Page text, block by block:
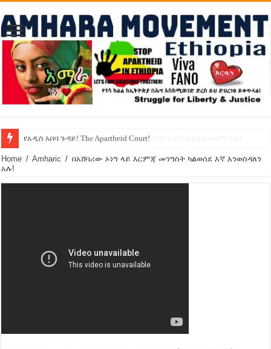
የኢዜማው መሪ ብርሃኑ ነጋ ኢትዮጵያ ውስጥ የዘር ፍጅት አልተፈፀመም አሉ!
የአዲስ አበባ ጉዳይ! The Apartheid Court!
Home / Amharic / በአሸባሪው ኦነግ ላይ እርምጃ መንግስት ካልወሰደ እኛ እንወስዳለን
አሉ!